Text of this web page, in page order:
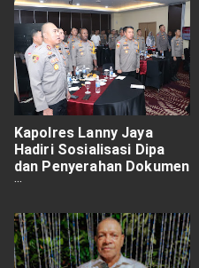
Kapolres Lanny Jaya
Hadiri Sosialisasi Dipa
dan Penyerahan Dokumen
RKA-K/L Satker Jajaran